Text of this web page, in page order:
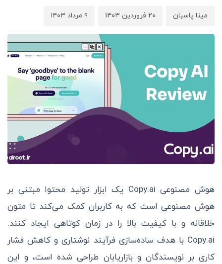
مینا پاسبان ۲۰ فروردین ۱۴۰۳ ۹ مرداد ۱۴۰۳
هوش مصنوعی Copy.ai یک ابزار تولید محتوا مبتنی بر
هوش مصنوعی است که به کاربران کمک می‌کند تا متون
خلاقانه و با کیفیت بالا را در زمان کوتاهی ایجاد کنند.
Copy.ai با هدف ساده‌سازی فرآیند نوشتاری و کاهش فشار
کاری بر نویسندگان و بازاریابان طراحی شده است، و این